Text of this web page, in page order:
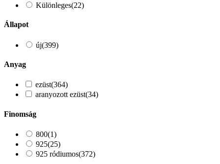
Különleges(22)
Állapot
új(399)
Anyag
ezüst(364)
aranyozott ezüst(34)
Finomság
800(1)
925(25)
925 ródiumos(372)